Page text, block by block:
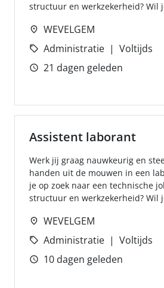
structuur en werkzekerheid? Wil
WEVELGEM
Administratie
Voltijds
21 dagen geleden
Assistent laborant
Werk jij graag nauwkeurig en
handen uit de mouwen in een
je op zoek naar een technische
structuur en werkzekerheid? Wil
WEVELGEM
Administratie
Voltijds
10 dagen geleden